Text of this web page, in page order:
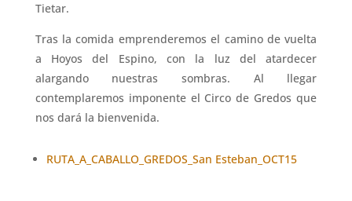
Tietar.
Tras la comida emprenderemos el camino de vuelta
a Hoyos del Espino, con la luz del atardecer
alargando nuestras sombras. Al llegar
contemplaremos imponente el Circo de Gredos que
nos dará la bienvenida.
RUTA_A_CABALLO_GREDOS_San Esteban_OCT15